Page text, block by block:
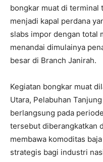
bongkar muat di terminal
menjadi kapal perdana
slabs impor dengan total
menandai dimulainya
besar di Branch Janirah.
Kegiatan bongkar muat
Utara, Pelabuhan
berlangsung pada
tersebut diberangkatkan
membawa komoditas
strategis bagi industri